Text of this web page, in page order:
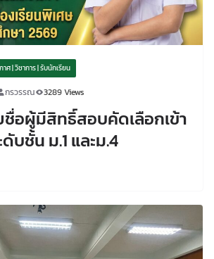
าศ | วิชาการ | รับนักเรียน
กรวรรณ 3289 Views
ชื่อผู้มีสิทธิ์สอบคัดเลือกเข้า
บชั้น ม.1 และม.4